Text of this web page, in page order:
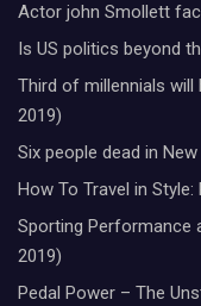
Actor john Smollett
Is US politics beyond
Third of millennials
2019)
Six people dead in
How To Travel in
Sporting Performance
2019)
Pedal Power – The